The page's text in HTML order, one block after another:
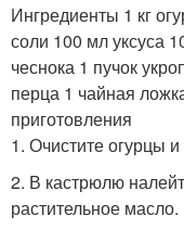
Ингредиенты 1 кг
соли 100 мл уксуса
чеснока 1 пучок
перца 1 чайная
приготовления
1. Очистите огурцы
2. В кастрюлю
растительное масло.